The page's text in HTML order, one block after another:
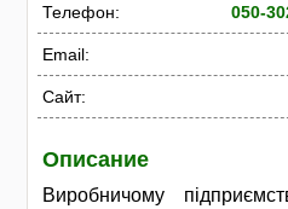
Телефон:
050-
Email:
Сайт:
Описание
Виробничому